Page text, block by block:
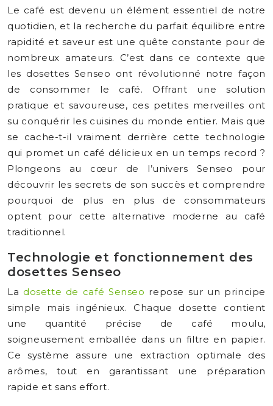
Le café est devenu un élément essentiel de notre
quotidien, et la recherche du parfait équilibre entre
rapidité et saveur est une quête constante pour de
nombreux amateurs. C’est dans ce contexte que
les dosettes Senseo ont révolutionné notre façon
de consommer le café. Offrant une solution
pratique et savoureuse, ces petites merveilles ont
su conquérir les cuisines du monde entier. Mais que
se cache-t-il vraiment derrière cette technologie
qui promet un café délicieux en un temps record ?
Plongeons au cœur de l’univers Senseo pour
découvrir les secrets de son succès et comprendre
pourquoi de plus en plus de consommateurs
optent pour cette alternative moderne au café
traditionnel.
Technologie et fonctionnement des
dosettes Senseo
La dosette de café Senseo repose sur un principe
simple mais ingénieux. Chaque dosette contient
une quantité précise de café moulu,
soigneusement emballée dans un filtre en papier.
Ce système assure une extraction optimale des
arômes, tout en garantissant une préparation
rapide et sans effort.